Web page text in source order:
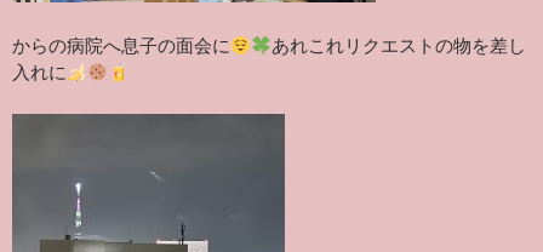
からの病院へ息子の面会に
あれこれリクエストの物を差し
入れに